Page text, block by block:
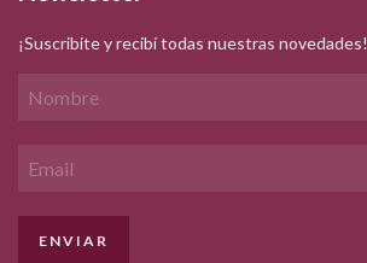
¡Suscribite y recibí todas nuestras novedades!